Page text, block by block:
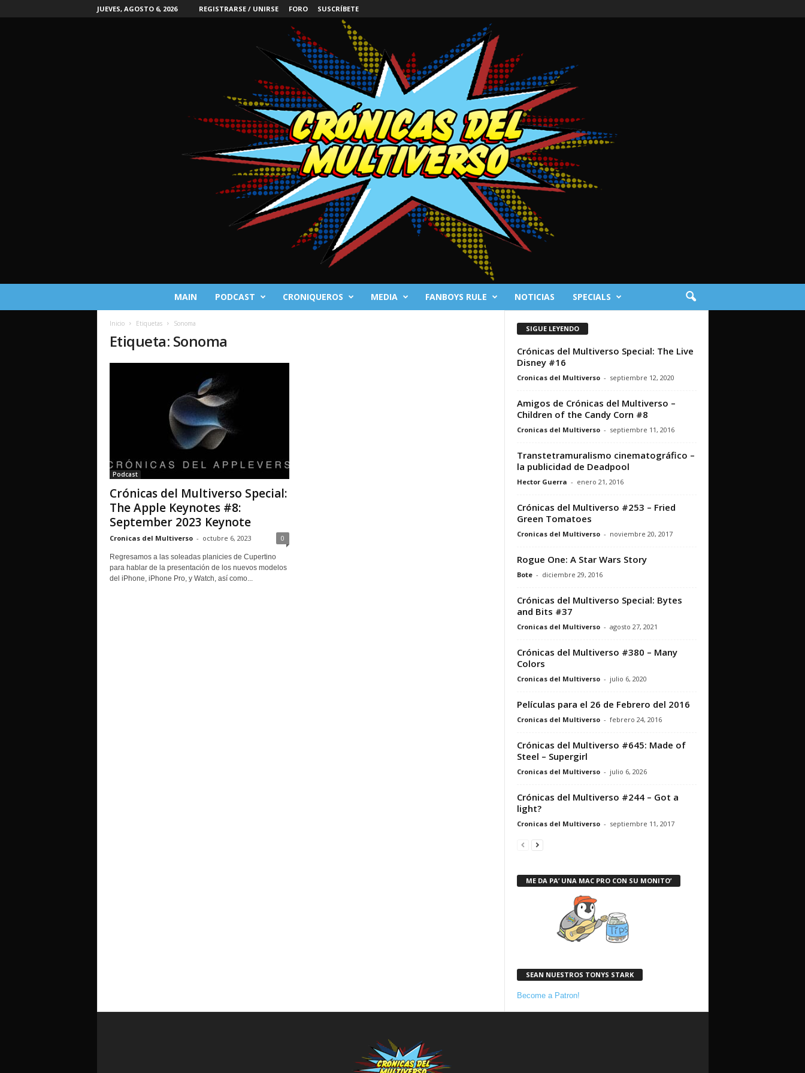
JUEVES, AGOSTO 6, 2026 REGISTRARSE / UNIRSE FORO SUSCRÍBETE
MAIN PODCAST CRONIQUEROS MEDIA FANBOYS RULE NOTICIAS SPECIALS
Inicio Etiquetas Sonoma
Etiqueta: Sonoma
Podcast
Crónicas del Multiverso Special:
The Apple Keynotes #8:
September 2023 Keynote
Cronicas del Multiverso - octubre 6, 2023 0
Regresamos a las soleadas planicies de Cupertino
para hablar de la presentación de los nuevos modelos
del iPhone, iPhone Pro, y Watch, así como...
SIGUE LEYENDO
Crónicas del Multiverso Special: The Live
Disney #16
Cronicas del Multiverso - septiembre 12, 2020
Amigos de Crónicas del Multiverso –
Children of the Candy Corn #8
Cronicas del Multiverso - septiembre 11, 2016
Transtetramuralismo cinematográfico –
la publicidad de Deadpool
Hector Guerra - enero 21, 2016
Crónicas del Multiverso #253 – Fried
Green Tomatoes
Cronicas del Multiverso - noviembre 20, 2017
Rogue One: A Star Wars Story
Bote - diciembre 29, 2016
Crónicas del Multiverso Special: Bytes
and Bits #37
Cronicas del Multiverso - agosto 27, 2021
Crónicas del Multiverso #380 – Many
Colors
Cronicas del Multiverso - julio 6, 2020
Películas para el 26 de Febrero del 2016
Cronicas del Multiverso - febrero 24, 2016
Crónicas del Multiverso #645: Made of
Steel – Supergirl
Cronicas del Multiverso - julio 6, 2026
Crónicas del Multiverso #244 – Got a
light?
Cronicas del Multiverso - septiembre 11, 2017
ME DA PA’ UNA MAC PRO CON SU MONITO’
SEAN NUESTROS TONYS STARK
Become a Patron!